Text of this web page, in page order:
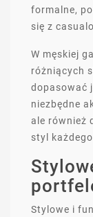
formalne,
się z
W męskiej
różniących
dopasować
niezbędne
ale również
styl
Stylowe i